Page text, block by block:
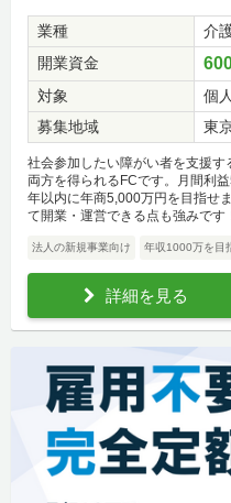
業種
介
開業資金
対象
個
募集地域
東
社会参加したい障がい者を支援
両方を得られるFCです。月間利
年以内に年商5,000万円を目指せ
て開業・運営できる点も強みです
法人の新規事業向け 年収1000万を目
詳細を見る